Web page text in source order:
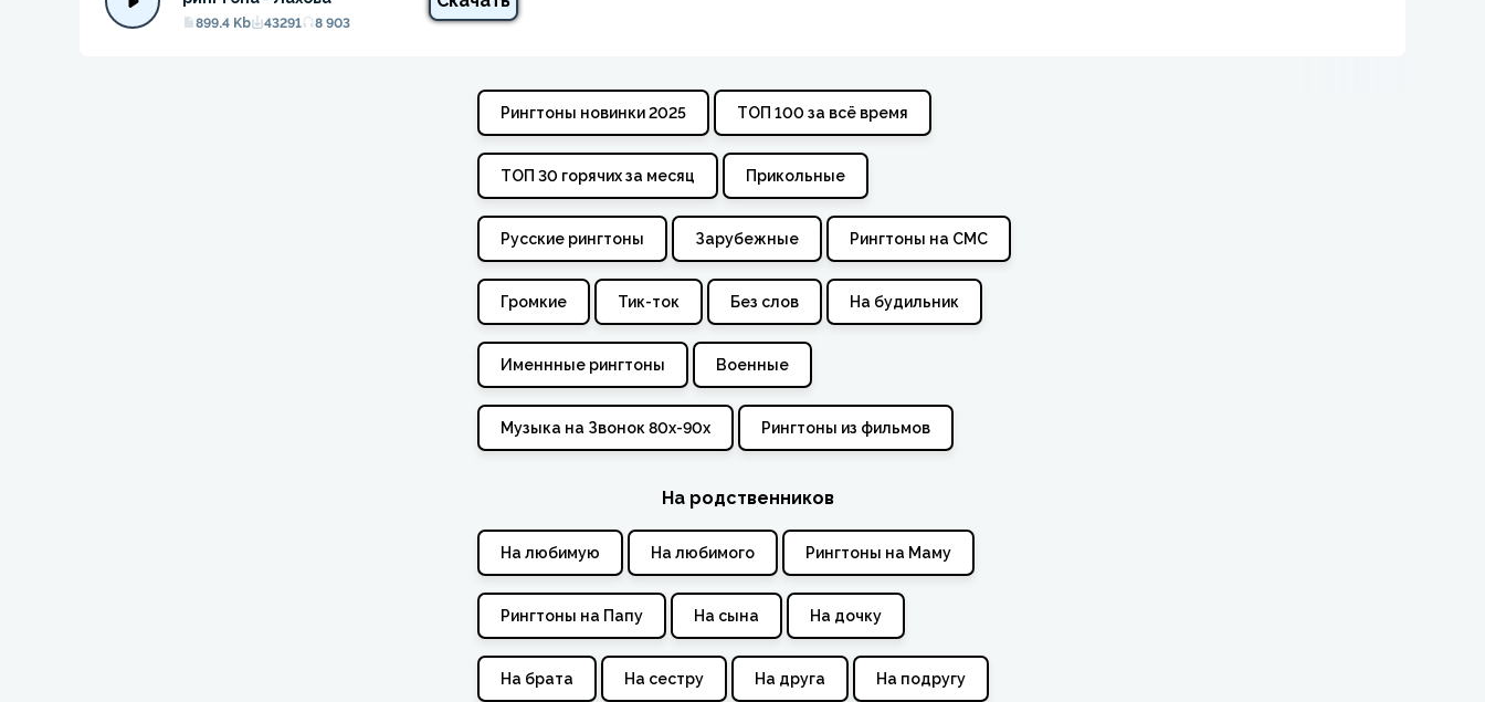
899.4 Kb 43291 8 903
Рингтоны новинки 2025 ТОП 100 за всё время
ТОП 30 горячих за месяц Прикольные
Русские рингтоны Зарубежные Рингтоны на СМС
Громкие Тик-ток Без слов На будильник
Именнные рингтоны Военные
Музыка на Звонок 80х-90х Рингтоны из фильмов
На родственников
На любимую На любимого Рингтоны на Маму
Рингтоны на Папу На сына На дочку
На брата На сестру На друга На подругу